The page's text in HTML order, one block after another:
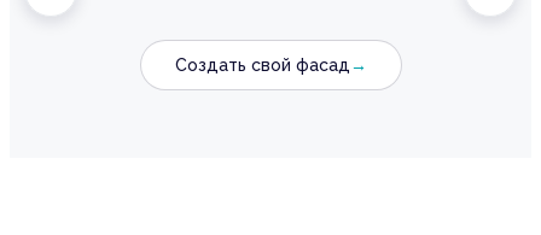
Хай-тек
Создать свой фасад→